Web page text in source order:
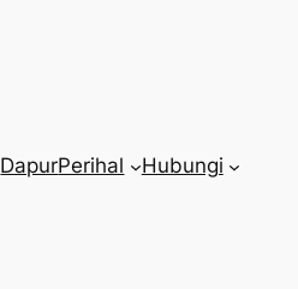
DapurPerihal Hubungi